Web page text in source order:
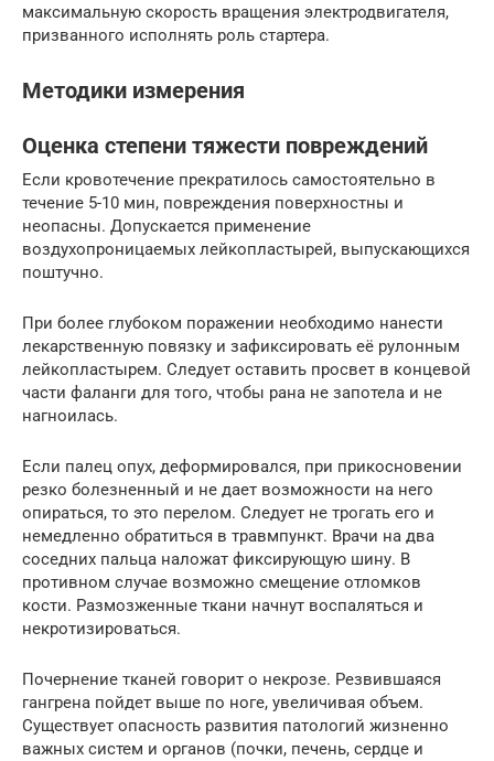
максимальную скорость вращения электродвигателя,
призванного исполнять роль стартера.
Методики измерения
Оценка степени тяжести повреждений
Если кровотечение прекратилось самостоятельно в
течение 5-10 мин, повреждения поверхностны и
неопасны. Допускается применение
воздухопроницаемых лейкопластырей, выпускающихся
поштучно.
При более глубоком поражении необходимо нанести
лекарственную повязку и зафиксировать её рулонным
лейкопластырем. Следует оставить просвет в концевой
части фаланги для того, чтобы рана не запотела и не
нагноилась.
Если палец опух, деформировался, при прикосновении
резко болезненный и не дает возможности на него
опираться, то это перелом. Следует не трогать его и
немедленно обратиться в травмпункт. Врачи на два
соседних пальца наложат фиксирующую шину. В
противном случае возможно смещение отломков
кости. Размозженные ткани начнут воспаляться и
некротизироваться.
Почернение тканей говорит о некрозе. Резвившаяся
гангрена пойдет выше по ноге, увеличивая объем.
Существует опасность развития патологий жизненно
важных систем и органов (почки, печень, сердце и